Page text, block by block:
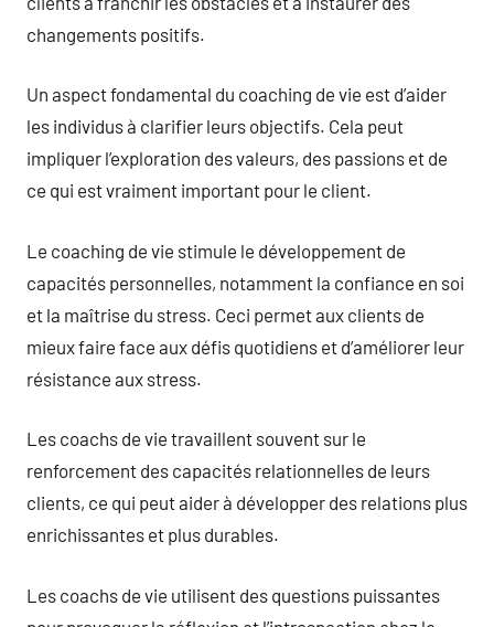
changements positifs.
Un aspect fondamental du coaching de vie est d’aider
les individus à clarifier leurs objectifs. Cela peut
impliquer l’exploration des valeurs, des passions et de
ce qui est vraiment important pour le client.
Le coaching de vie stimule le développement de
capacités personnelles, notamment la confiance en soi
et la maîtrise du stress. Ceci permet aux clients de
mieux faire face aux défis quotidiens et d’améliorer leur
résistance aux stress.
Les coachs de vie travaillent souvent sur le
renforcement des capacités relationnelles de leurs
clients, ce qui peut aider à développer des relations plus
enrichissantes et plus durables.
Les coachs de vie utilisent des questions puissantes